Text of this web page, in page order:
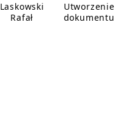
Laskowski
Rafał
Utworzenie
dokumentu